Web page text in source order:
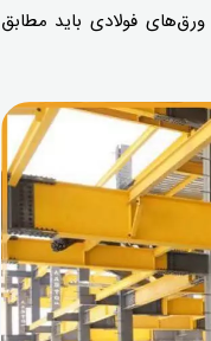
بوده و نیز مشخصات ورق‌های فولادی باید مطابق